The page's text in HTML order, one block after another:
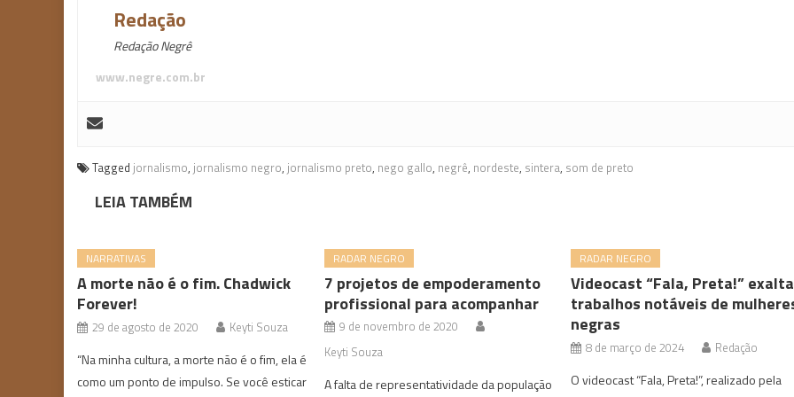
Redação
Redação Negrê
www.negre.com.br
Tagged jornalismo, jornalismo negro, jornalismo preto, nego gallo, negrê, nordeste, sintera, som de preto
LEIA TAMBÉM
NARRATIVAS
A morte não é o fim. Chadwick
Forever!
29 de agosto de 2020 Keyti Souza
“Na minha cultura, a morte não é o fim, ela é
como um ponto de impulso. Se você esticar
RADAR NEGRO
7 projetos de empoderamento
profissional para acompanhar
9 de novembro de 2020
Keyti Souza
A falta de representatividade da população
RADAR NEGRO
Videocast “Fala, Preta!” exalta
trabalhos notáveis de
negras
8 de março de 2024 Redação
O videocast “Fala, Preta!”, realizado pela